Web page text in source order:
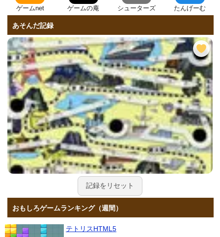
ゲームnet ゲームの庵 シューターズ たんげーむ
あそんだ記録
記録をリセット
おもしろゲームランキング（週間）
テトリスHTML5